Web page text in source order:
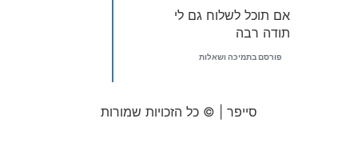
אם תוכל לשלוח גם לי
תודה רבה
פורסם בתמיכה ושאלות
סייפר | © כל הזכויות שמורות